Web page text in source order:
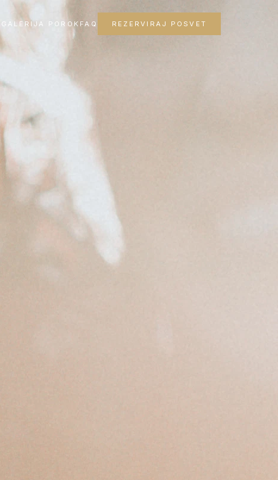
GALERIJA POROK FAQ REZERVIRAJ POSVET